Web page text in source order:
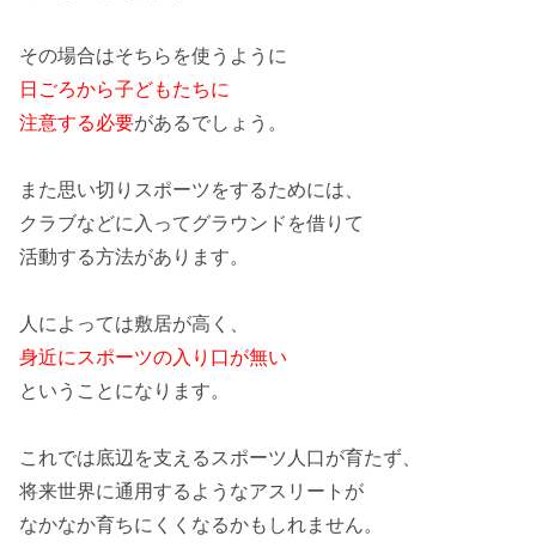
その場合はそちらを使うように
日ごろから子どもたちに
注意する必要があるでしょう。
また思い切りスポーツをするためには、
クラブなどに入ってグラウンドを借りて
活動する方法があります。
人によっては敷居が高く、
身近にスポーツの入り口が無い
ということになります。
これでは底辺を支えるスポーツ人口が育たず、
将来世界に通用するようなアスリートが
なかなか育ちにくくなるかもしれません。